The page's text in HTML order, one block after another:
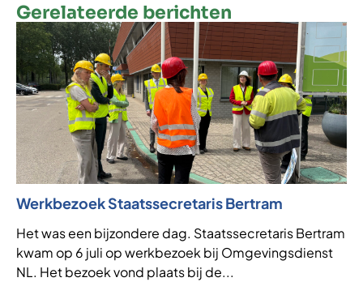
Gerelateerde berichten
Werkbezoek Staatssecretaris Bertram
Het was een bijzondere dag. Staatssecretaris Bertram
kwam op 6 juli op werkbezoek bij Omgevingsdienst
NL. Het bezoek vond plaats bij de...